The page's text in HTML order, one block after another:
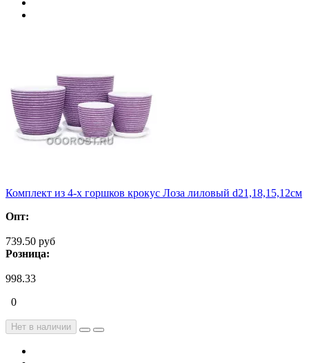
Комплект из 4-х горшков крокус Лоза лиловый d21,18,15,12см
Опт:
739.50 руб
Розница:
998.33
0
Нет в наличии